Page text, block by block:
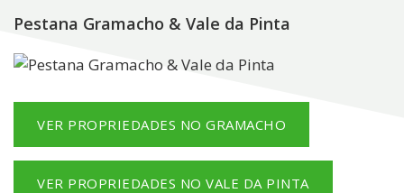
Pestana Gramacho & Vale da Pinta
VER PROPRIEDADES NO GRAMACHO
VER PROPRIEDADES NO VALE DA PINTA